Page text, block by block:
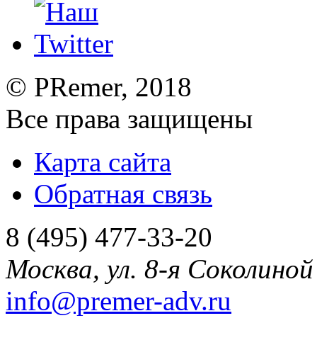
© PRemer, 2018
Все права защищены
Карта сайта
Обратная связь
8 (495) 477-33-20
Москва, ул. 8-я
info@premer-adv.ru